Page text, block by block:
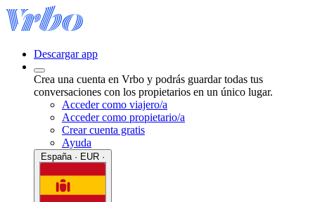
Descargar app
Crea una cuenta en Vrbo y podrás guardar todas tus
conversaciones con los propietarios en un único lugar.
Acceder como viajero/a
Acceder como propietario/a
Crear cuenta gratis
Ayuda